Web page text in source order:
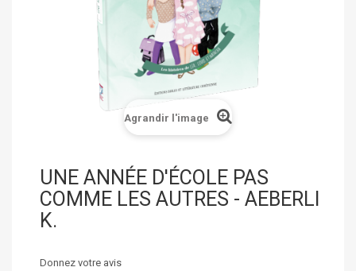
Agrandir l'image
UNE ANNÉE D'ÉCOLE PAS
COMME LES AUTRES - AEBERLI
K.
Donnez votre avis